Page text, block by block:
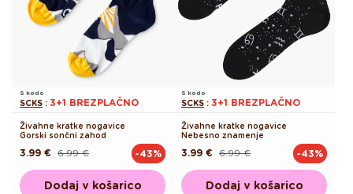
S kodo
SCKS : 3+1 BREZPLAČNO
Živahne kratke nogavice
Gorski sončni zahod
Redna 6.99 €
Akcijska
3.99 € -43%
Dodaj v košarico
S kodo
SCKS : 3+1 BREZPLAČNO
Živahne kratke nogavice
Nebesno znamenje
Redna 6.99 €
Akcijska
3.99 € -43%
Dodaj v košarico